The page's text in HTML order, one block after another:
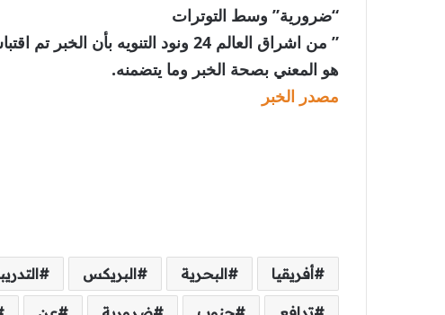
“ضرورية” وسط التوترات
” من اشراق العالم 24 ونود التنويه
هو المعني بصحة الخبر وما يتضمنه.
مصدر الخبر
أفريقيا البحرية البريكس